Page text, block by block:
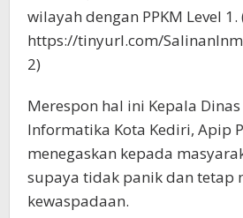
wilayah dengan PPKM Level
https://tinyurl.com/
2)
Merespon hal ini Kepala
Informatika Kota Kediri, Apip
menegaskan kepada
supaya tidak panik dan tetap
kewaspadaan.